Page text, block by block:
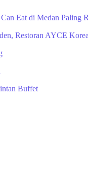
Eat di Medan Paling
Restoran AYCE
Buffet